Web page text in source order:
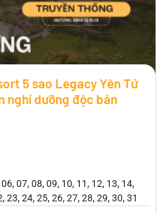
5 sao Legacy Yên Tử
nghỉ dưỡng độc bản
07, 08, 09, 10, 11, 12, 13, 14,
23, 24, 25, 26, 27, 28, 29, 30, 31